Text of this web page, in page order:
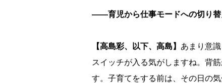
――育児から仕事モードへの切り替
【高島彩、以下、高島】 あまり意
スイッチが入る気がしますね。背
す。子育てをする前は、その日の